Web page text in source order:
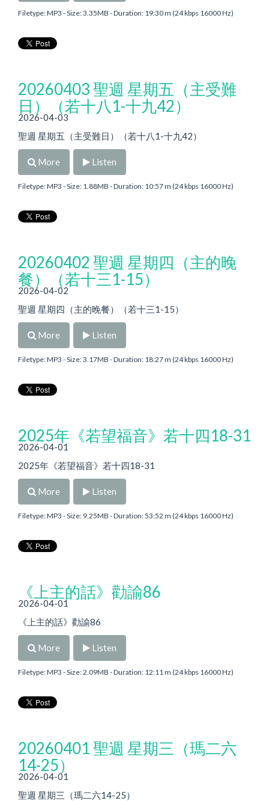
Filetype: MP3 - Size: 3.35MB - Duration: 19:30 m (24 kbps 16000 Hz)
20260403 聖週 星期五（主受難
日）（若十八1-十九42）
2026-04-03
聖週 星期五（主受難日）（若十八1-十九42）
More Listen
Filetype: MP3 - Size: 1.88MB - Duration: 10:57 m (24 kbps 16000 Hz)
20260402 聖週 星期四（主的晚
餐）（若十三1-15）
2026-04-02
聖週 星期四（主的晚餐）（若十三1-15）
More Listen
Filetype: MP3 - Size: 3.17MB - Duration: 18:27 m (24 kbps 16000 Hz)
2025年《若望福音》若十四18-31
2026-04-01
2025年《若望福音》若十四18-31
More Listen
Filetype: MP3 - Size: 9.25MB - Duration: 53:52 m (24 kbps 16000 Hz)
《上主的話》勸諭86
2026-04-01
《上主的話》勸諭86
More Listen
Filetype: MP3 - Size: 2.09MB - Duration: 12:11 m (24 kbps 16000 Hz)
20260401 聖週 星期三（瑪二六
14-25）
2026-04-01
聖週 星期三（瑪二六14-25）